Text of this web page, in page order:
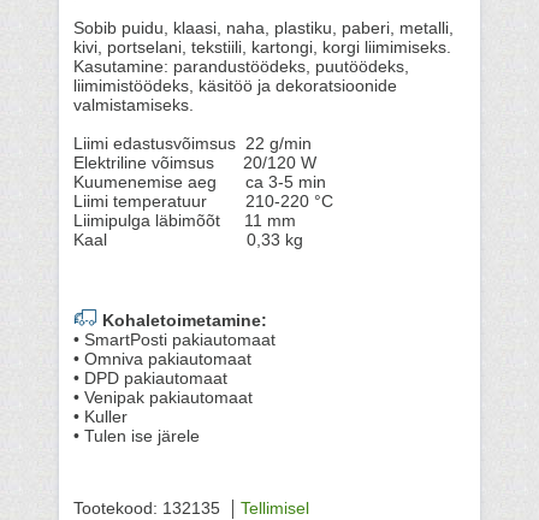
Sobib puidu, klaasi, naha, plastiku, paberi, metalli,
kivi, portselani, tekstiili, kartongi, korgi liimimiseks.
Kasutamine: parandustöödeks, puutöödeks,
liimimistöödeks, käsitöö ja dekoratsioonide
valmistamiseks.
Liimi edastusvõimsus 22 g/min
Elektriline võimsus 20/120 W
Kuumenemise aeg ca 3-5 min
Liimi temperatuur 210-220 °C
Liimipulga läbimõõt 11 mm
Kaal 0,33 kg
Kohaletoimetamine:
• SmartPosti pakiautomaat
• Omniva pakiautomaat
• DPD pakiautomaat
• Venipak pakiautomaat
• Kuller
• Tulen ise järele
Tootekood: 132135 Tellimisel